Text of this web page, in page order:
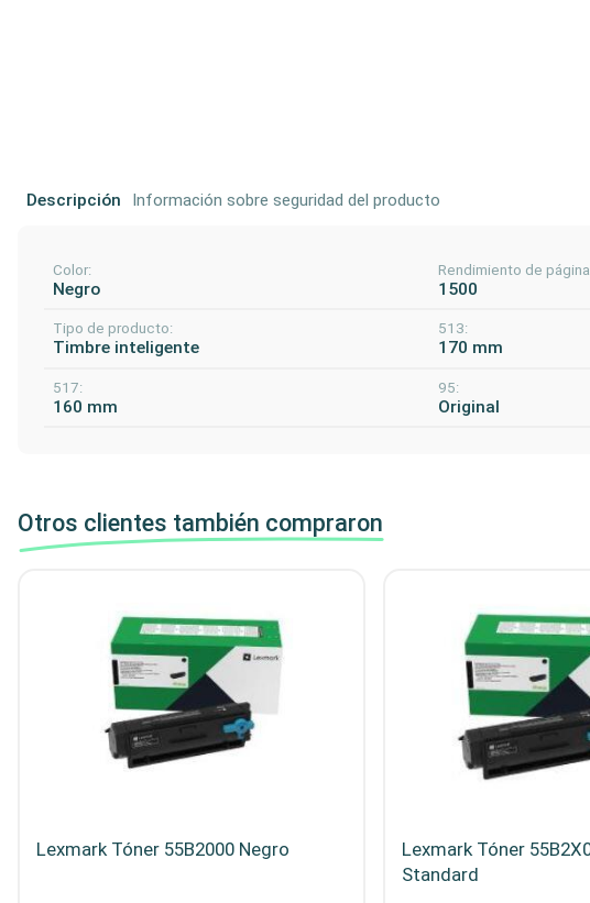
Descripción Información sobre seguridad del producto
Color:
Negro
Rendimiento de
1500
Tipo de producto:
Timbre inteligente
513:
170 mm
517:
160 mm
95:
Original
Otros clientes también compraron
Lexmark Tóner 55B2000 Negro
Lexmark Tóner
Standard